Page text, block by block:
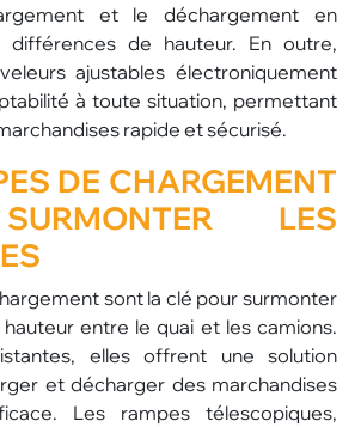
et le déchargement en
différences de hauteur. En outre,
ajustables électroniquement
à toute situation, permettant
rapide et sécurisé.
DE CHARGEMENT
LES
sont la clé pour surmonter
entre le quai et les camions.
elles offrent une solution
et décharger des marchandises
Les rampes télescopiques,